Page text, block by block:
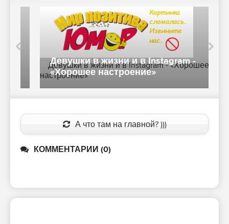
Девушки в жизни и в Instagram -
«Хорошее настроение»
А что там на главной? )))
КОММЕНТАРИИ (0)